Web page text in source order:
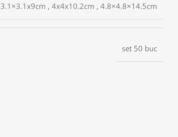
3.1×3.1x9cm , 4x4x10.2cm , 4.8×4.8×14.5cm
set 50 buc